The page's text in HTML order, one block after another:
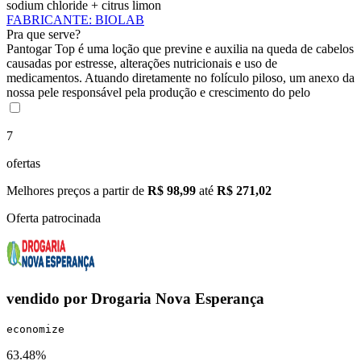
sodium chloride + citrus limon
FABRICANTE: BIOLAB
Pra que serve?
Pantogar Top é uma loção que previne e auxilia na queda de cabelos
causadas por estresse, alterações nutricionais e uso de
medicamentos. Atuando diretamente no folículo piloso, um anexo da
nossa pele responsável pela produção e crescimento do pelo
7
ofertas
Melhores preços a partir de R$ 98,99 até R$ 271,02
Oferta patrocinada
vendido por Drogaria Nova Esperança
economize
63.48%